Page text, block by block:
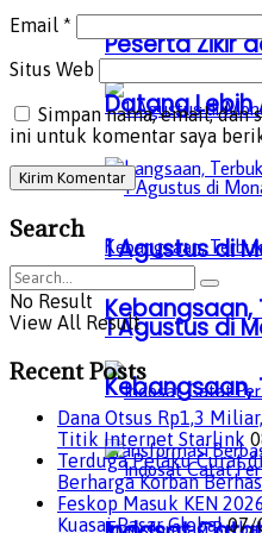
Datang Lebih
1 Agustus di
Kebangsaan,
Peserta Zikir
Datang Lebih
1 Agustus di
Kebangsaan,
Email *
Situs Web
Simpan nama, email, dan
ini untuk komentar saya
Search
No Result
View All Result
Recent Posts
Dana Otsus Rp1,3
Titik Internet Starlink
Terduga Pelaku Curat
Berharga Korban
Feskop Masuk KEN
Kuasai Pasar Global 07/